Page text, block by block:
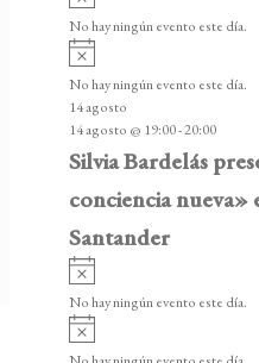
o
v
i
o
No hay ningún evento este día.
v
i
s
o
No hay ningún evento este día.
14 agosto
14 agosto @ 19:00-20:00
Silvia Bardelás
conciencia nueva»
Santander
v
i
o
No hay ningún evento este día.
v